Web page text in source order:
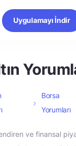
Uygulamayı İndir
Borsa
Yorumları
ve finansal